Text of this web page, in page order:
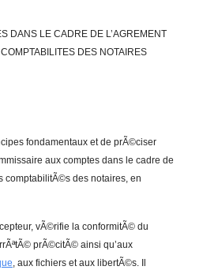
DANS LE CADRE DE L’AGREMENT
DES NOTAIRES
fondamentaux et de prÃ©ciser
aux comptes dans le cadre de
comptabilitÃ©s des notaires, en
vÃ©rifie la conformitÃ© du
prÃ©citÃ© ainsi qu’aux
, aux fichiers et aux libertÃ©s. Il